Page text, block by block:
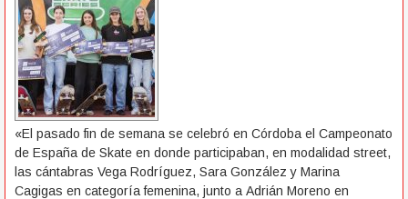
«El pasado fin de semana se celebró en Córdoba el Campeonato
de España de Skate en donde participaban, en modalidad street,
las cántabras Vega Rodríguez, Sara González y Marina
Cagigas en categoría femenina, junto a Adrián Moreno en